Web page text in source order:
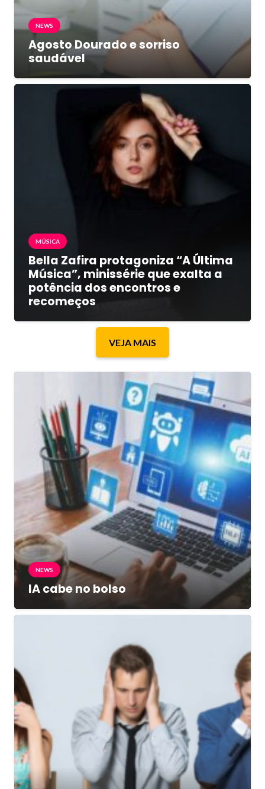
NEWS
Agosto Dourado e sorriso
saudável
MÚSICA
Bella Zafira protagoniza “A Última
Música”, minissérie que exalta a
potência dos encontros e
recomeços
VEJA MAIS
NEWS
IA cabe no bolso